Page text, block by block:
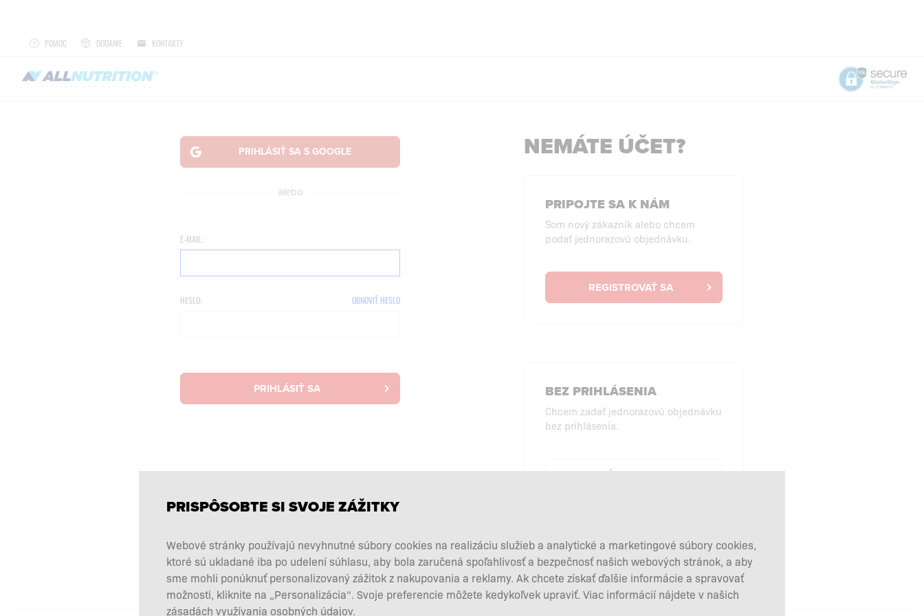
POMOC DODANIE KONTAKTY
alebo
E-MAIL:
HESLO: OBNOVIŤ HESLO
PRIHLÁSIŤ SA
NEMÁTE ÚČET?
PRIPOJTE SA K NÁM
Som nový zákazník alebo chcem
podať jednorazovú objednávku.
REGISTROVAŤ SA
BEZ PRIHLÁSENIA
Chcem zadať jednorazovú objednávku
bez prihlásenia.
NÁKUPY BEZ
PRISPÔSOBTE SI SVOJE ZÁŽITKY
Webové stránky používajú nevyhnutné súbory cookies na realizáciu služieb a analytické a marketingové súbory cookies,
ktoré sú ukladané iba po udelení súhlasu, aby bola zaručená spoľahlivosť a bezpečnosť našich webových stránok, a aby
sme mohli ponúknuť personalizovaný zážitok z nakupovania a reklamy. Ak chcete získať ďalšie informácie a spravovať
možnosti, kliknite na „Personalizácia“. Svoje preferencie môžete kedykoľvek upraviť. Viac informácií nájdete v našich
zásadách využívania osobných údajov.